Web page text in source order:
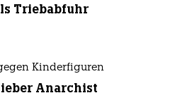
Triebabfuhr
Kinderfiguren
Anarchist